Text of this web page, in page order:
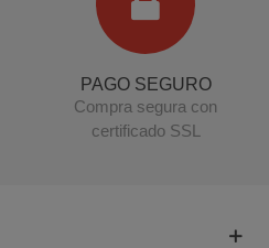
PAGO SEGURO
Compra segura con
certificado SSL